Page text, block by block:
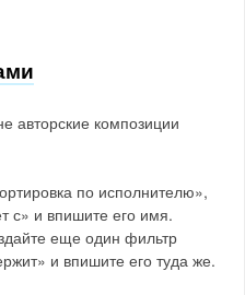
авторские композиции
по исполнителю»,
с» и впишите его имя.
еще один фильтр
и впишите его туда же.